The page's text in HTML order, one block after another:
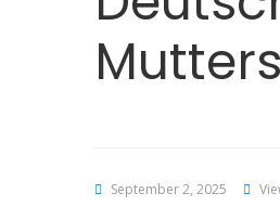
September 2, 2025